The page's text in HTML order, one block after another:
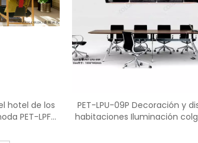
hotel de los
PET-LPF-
PET-LPU-09P Decoración y
habitaciones Iluminación